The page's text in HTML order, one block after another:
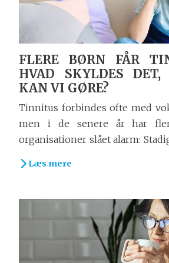
FLERE BØRN FÅR
HVAD SKYLDES
KAN VI GØRE?
Tinnitus forbindes ofte med
men i de senere år har
organisationer slået alarm:
førskolealderen. Det rejser
Læs mere